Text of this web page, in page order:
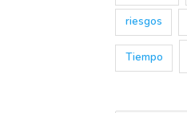
riesgos
Tiempo